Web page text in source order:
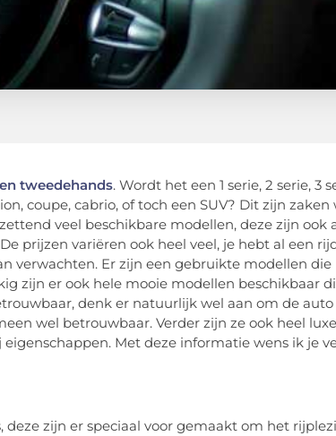
tweedehands. Wordt het een 1 serie, 2 serie, 3
coupe, cabrio, of toch een SUV? Dit zijn zaken
veel beschikbare modellen, deze zijn ook
prijzen variëren ook heel veel, je hebt al een
verwachten. Er zijn een gebruikte modellen
zijn er ook hele mooie modellen beschikbaar
denk er natuurlijk wel aan om de
wel betrouwbaar. Verder zijn ze ook heel
Met deze informatie wens ik je
deze zijn er speciaal voor gemaakt om het